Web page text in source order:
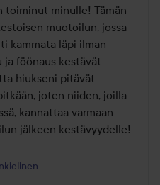
toiminut minulle! Tämän
muotoilun, jossa
kammata läpi ilman
föönaus kestävät
hiukseni pitävät
joten niiden, joilla
kannattaa varmaan
jälkeen kestävyydelle!